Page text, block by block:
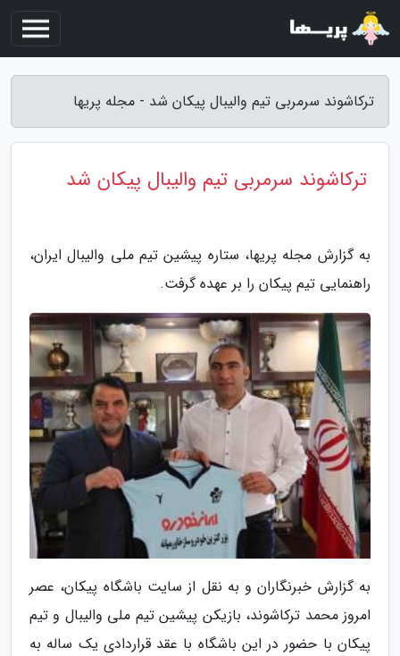
ترکاشوند سرمربی تیم والیبال پیکان شد - مجله پریها
ترکاشوند سرمربی تیم والیبال پیکان شد
به گزارش مجله پریها، ستاره پیشین تیم ملی والیبال ایران،
راهنمایی تیم پیکان را بر عهده گرفت.
به گزارش خبرنگاران و به نقل از سایت باشگاه پیکان، عصر
امروز محمد ترکاشوند، بازیکن پیشین تیم ملی والیبال و تیم
پیکان با حضور در این باشگاه با عقد قراردادی یک ساله به